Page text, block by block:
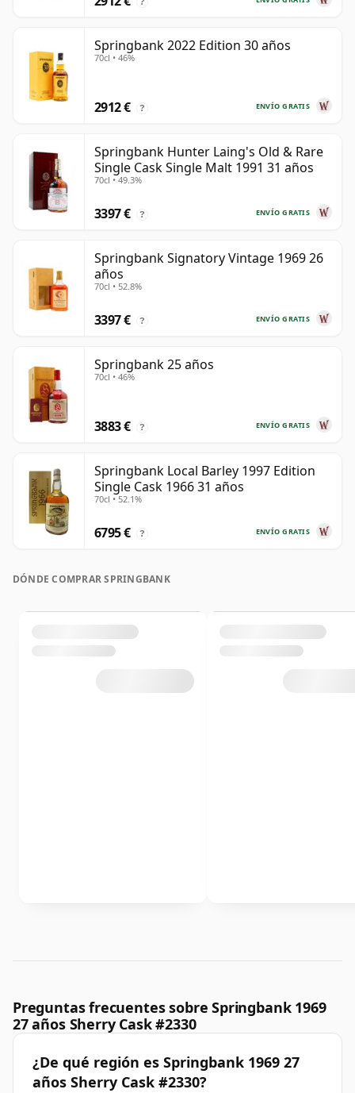
Springbank 2022 Edition 30 años
70cl • 46%
ENVÍO GRATIS
2912 € ?
Springbank Hunter Laing's Old & Rare
Single Cask Single Malt 1991 31 años
70cl • 49.3%
ENVÍO GRATIS
3397 € ?
Springbank Signatory Vintage 1969 26
años
70cl • 52.8%
ENVÍO GRATIS
3397 € ?
Springbank 25 años
70cl • 46%
ENVÍO GRATIS
3883 € ?
Springbank Local Barley 1997 Edition
Single Cask 1966 31 años
70cl • 52.1%
ENVÍO GRATIS
6795 € ?
DÓNDE COMPRAR SPRINGBANK
Preguntas frecuentes sobre Springbank 1969
27 años Sherry Cask #2330
¿De qué región es Springbank 1969 27
años Sherry Cask #2330?